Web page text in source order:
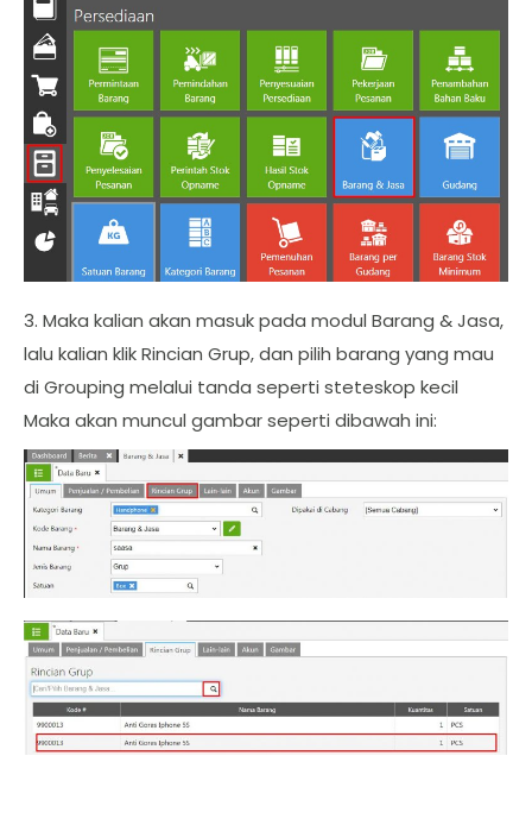
3. Maka kalian akan masuk pada modul Barang & Jasa,
lalu kalian klik Rincian Grup, dan pilih barang yang mau
di Grouping melalui tanda seperti steteskop kecil
Maka akan muncul gambar seperti dibawah ini: